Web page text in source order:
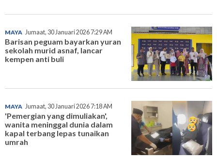
MAYA Jumaat, 30 Januari 2026 7:29 AM
Barisan peguam bayarkan yuran
sekolah murid asnaf, lancar
kempen anti buli
MAYA Jumaat, 30 Januari 2026 7:18 AM
'Pemergian yang dimuliakan',
wanita meninggal dunia dalam
kapal terbang lepas tunaikan
umrah